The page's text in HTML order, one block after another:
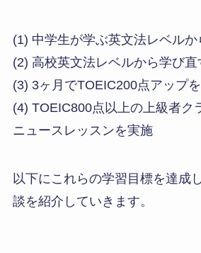
(1) 中学生が学ぶ英文法レベル
(2) 高校英文法レベルから学び直
(3) 3ヶ月でTOEIC200点アップ
(4) TOEIC800点以上の上級者ク
ニュースレッスンを実施
以下にこれらの学習目標を達成
談を紹介していきます。